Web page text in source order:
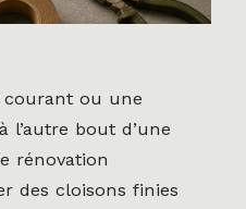
ou une
l’autre bout d’une
rénovation
des cloisons finies